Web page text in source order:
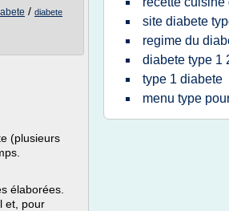
/ diabete
(plusieurs
élaborées.
et, pour
site diabete
regime du
diabete type 1
type 1 diabete
menu type